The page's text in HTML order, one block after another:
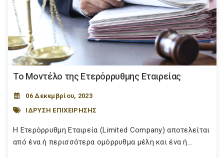
Το Μοντέλο της Ετερόρρυθμης Εταιρείας
06 Δεκεμβρίου, 2023
ΙΔΡΥΣΗ ΕΠΙΧΕΙΡΗΣΗΣ
Η Ετερόρρυθμη Εταιρεία (Limited Company) αποτελείται
από ένα ή περισσότερα ομόρρυθμα μέλη και ένα ή...